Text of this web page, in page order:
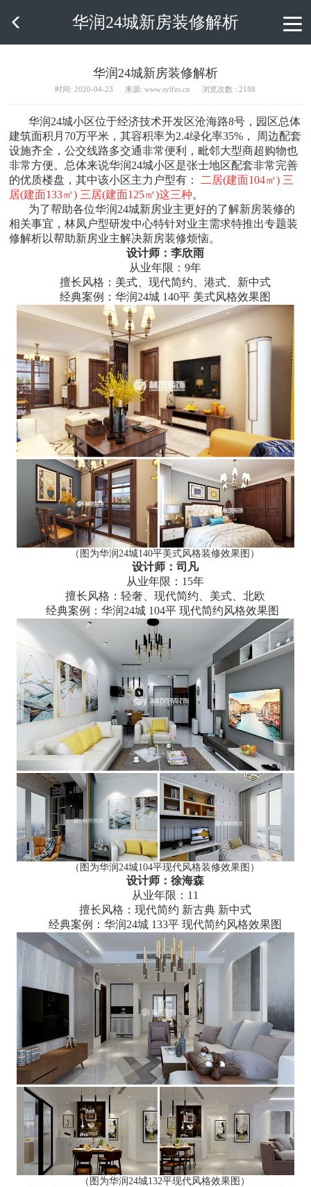
 华润24城新房装修解析
华润24城新房装修解析
时间: 2020-04-23 来源: www.sylfzs.cn 浏览次数 : 2188
华润24城小区位于经济技术开发区沧海路8号，园区总体
建筑面积月70万平米，其容积率为2.4绿化率35%， 周边配套
设施齐全，公交线路多交通非常便利，毗邻大型商超购物也
非常方便。总体来说华润24城小区是张士地区配套非常完善
的优质楼盘，其中该小区主力户型有： 二居(建面104㎡) 三
居(建面133㎡) 三居(建面125㎡)这三种。
为了帮助各位华润24城新房业主更好的了解新房装修的
相关事宜，林凤户型研发中心特针对业主需求特推出专题装
修解析以帮助新房业主解决新房装修烦恼。
设计师：李欣雨
从业年限：9年
擅长风格：美式、现代简约、港式、新中式
经典案例：华润24城 140平 美式风格效果图
（图为华润24城140平美式风格装修效果图）
设计师：司凡
从业年限：15年
擅长风格：轻奢、现代简约、美式、北欧
经典案例：华润24城 104平 现代简约风格效果图
（图为华润24城104平现代风格装修效果图）
设计师：徐海森
从业年限：11
擅长风格：现代简约 新古典 新中式
经典案例：华润24城 133平 现代简约风格效果图
（图为华润24城132平现代风格效果图）